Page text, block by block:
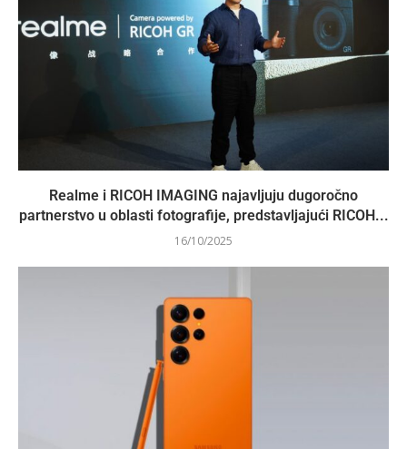
Realme i RICOH IMAGING najavljuju dugoročno
partnerstvo u oblasti fotografije, predstavljajući RICOH...
16/10/2025